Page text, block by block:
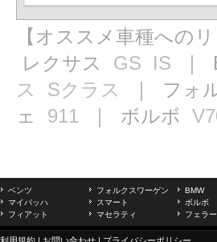
【オススメ車種へのリ
レクサス GS IS ｜
ス
Sクラス ｜ フォ
ェ 911 ｜ ボルボ
ベンツ フォルクスワーゲン BMW
マイバッハ
スマート ボルボ
フィアット
マセラティ フェラ